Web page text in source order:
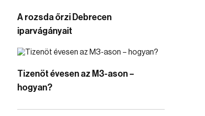
A rozsda őrzi Debrecen
iparvágányait
Tizenöt évesen az M3-ason –
hogyan?